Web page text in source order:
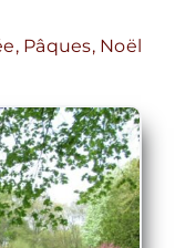
Pâques, Noël